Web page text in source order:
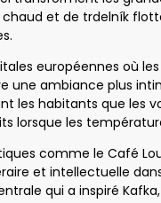
et de trdelník
européennes où
une ambiance plus
les habitants que les
lorsque les
comme le Café
et intellectuelle
qui a inspiré